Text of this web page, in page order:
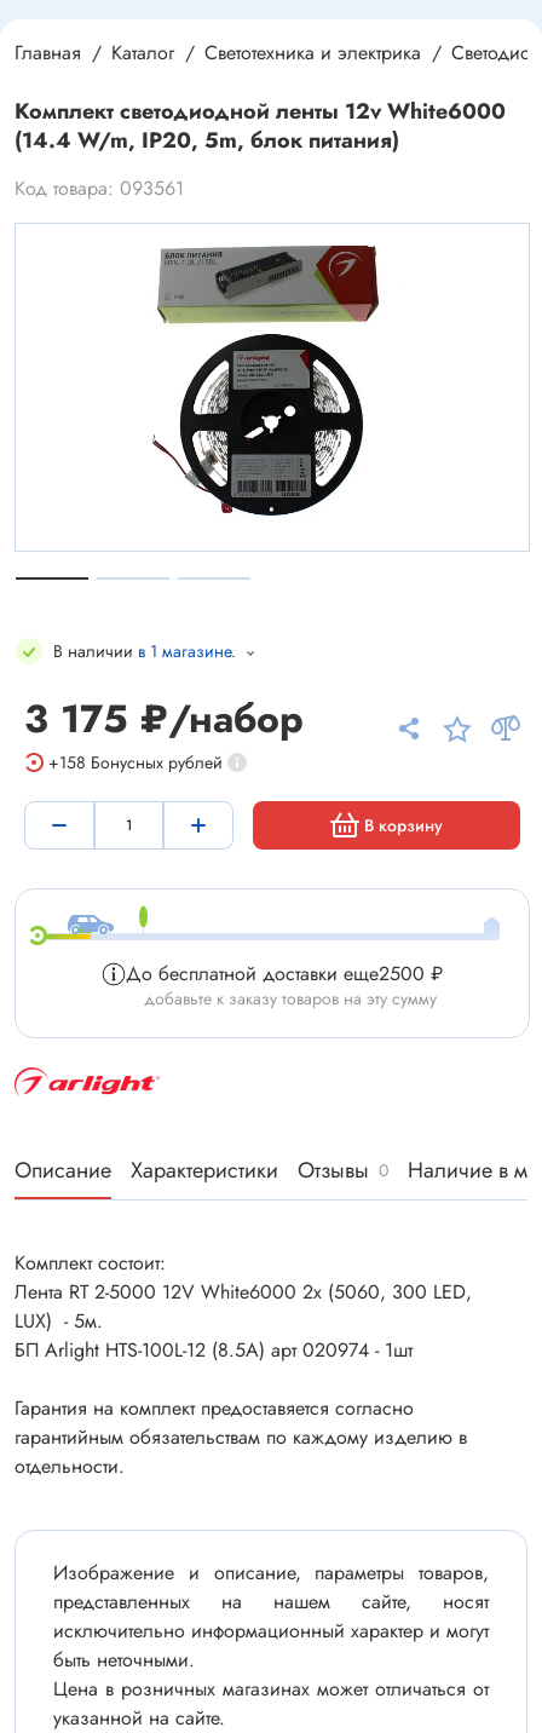
Главная Каталог Светотехника и электрика
Комплект светодиодной ленты 12v White6000
(14.4 W/m, IP20, 5m, блок питания)
Код товара: 093561
В наличии в 1 магазине.
3 175 ₽/набор
+158 Бонусных рублей
В корзину
До бесплатной доставки еще2500 ₽
добавьте к заказу товаров на эту сумму
Описание Характеристики Отзывы 0 Наличие в
Комплект состоит:
Лента RT 2-5000 12V White6000 2x (5060, 300 LED,
LUX) - 5м.
БП Arlight HTS-100L-12 (8.5A) арт 020974 - 1шт
Гарантия на комплект предоставяется согласно
гарантийным обязательствам по каждому изделию в
отдельности.
Изображение и описание, параметры товаров,
представленных на нашем сайте, носят
исключительно информационный характер и могут
быть неточными.
Цена в розничных магазинах может отличаться от
указанной на сайте.